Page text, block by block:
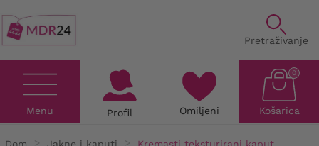
Pretraživanje
Menu Profil Omiljeni Košarica
0
Dom Jakne i kaputi Kremasti teksturirani kaput